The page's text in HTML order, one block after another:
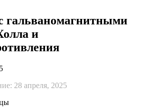
гальваномагнитными
и
28 апреля, 2025